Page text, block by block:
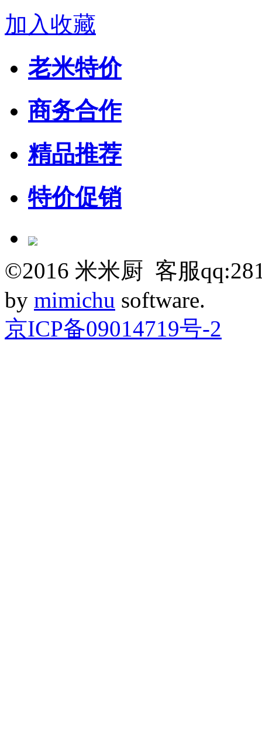
加入收藏
老米特价
商务合作
精品推荐
特价促销
©2016 米米厨 客服
by mimichu software.
京ICP备09014719号-2